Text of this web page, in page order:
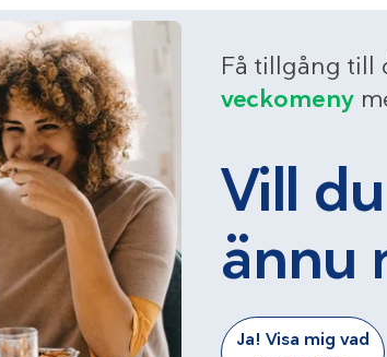
Få tillgång till
veckomeny
Vill
ännu
Ja! Visa mig vad